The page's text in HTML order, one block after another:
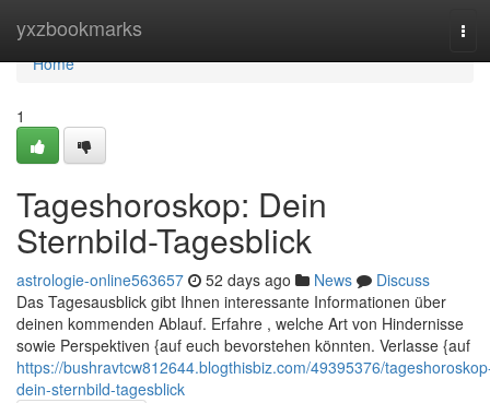
yxzbookmarks
Home
Home
1
Tageshoroskop: Dein
Sternbild-Tagesblick
astrologie-online563657 52 days ago News
Discuss
Das Tagesausblick gibt Ihnen interessante Informationen über
deinen kommenden Ablauf. Erfahre , welche Art von Hindernisse
sowie Perspektiven {auf euch bevorstehen könnten. Verlasse {auf
https://bushravtcw812644.blogthisbiz.com/49395376/
dein-sternbild-tagesblick